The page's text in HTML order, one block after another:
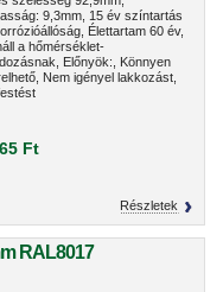
9,3mm, 15 év színtartás
Élettartam 60 év,
a hőmérséklet-
Előnyök:, Könnyen
Nem igényel lakkozást,
Ft
Részletek
RAL8017